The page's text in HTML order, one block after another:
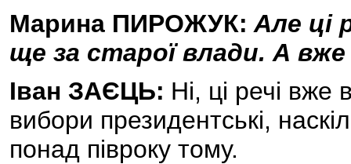
Марина ПИРОЖУК: Але ці
ще за старої влади. А
Іван ЗАЄЦЬ: Ні, ці речі вже
вибори президентські,
понад півроку тому.